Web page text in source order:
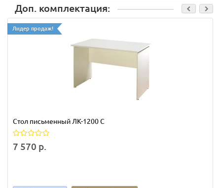
Доп. комплектация:
Лидер продаж!
Стол письменный ЛК-1200 С
7 570 р.